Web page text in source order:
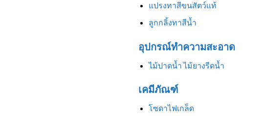
แปรงทาสีขนสัตว์แท้
ลูกกลิ้งทาสีน้ำ
อุปกรณ์ทำความสะอาด
ไม้ปาดน้ำ ไม้ยางรีดน้ำ
เคมีภัณฑ์
โซดาไฟเกล็ด